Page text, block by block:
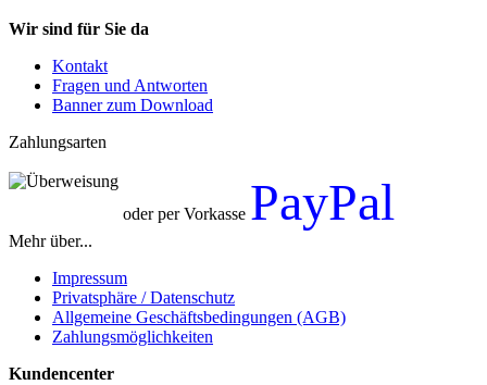
Wir sind für Sie da
Kontakt
Fragen und Antworten
Banner zum Download
Zahlungsarten
oder per Vorkasse PayPal
Mehr über...
Impressum
Privatsphäre / Datenschutz
Allgemeine Geschäftsbedingungen (AGB)
Zahlungsmöglichkeiten
Kundencenter